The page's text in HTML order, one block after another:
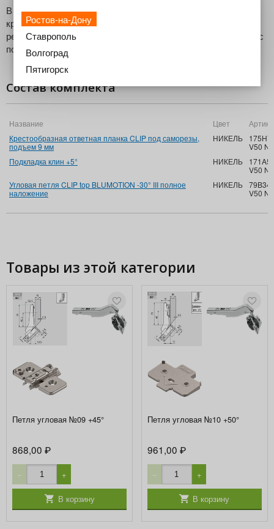
В комплект входят петля CLIP top BLUMOTION,
крестообразная ответная планка CLIP с подъемом 9 мм и
регулировкой эксцентриком, подкладка клинообразная +5° с
подъемом 6 мм
Состав комплекта
Название Цвет
Крестообразная ответная планка CLIP под саморезы,
подъем 9 мм
НИКЕЛЬ
V50 NI
Подкладка клин +5°
НИКЕЛЬ
V50 NI
Угловая петля CLIP top BLUMOTION -30° III полное
наложение
НИКЕЛЬ
V50 NI
Товары из этой категории
Петля угловая №09 +45°
868,00₽
− +
В корзину
Петля угловая №10 +50°
961,00 ₽
− +
В корзину
Ростов-на-Дону
Ставрополь
Волгоград
Пятигорск